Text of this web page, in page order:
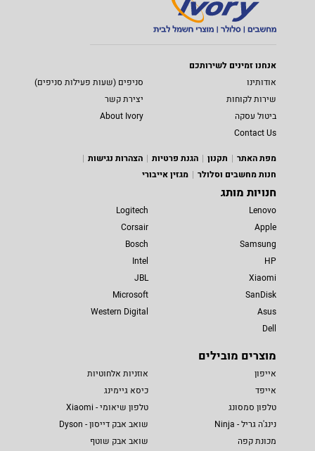
אנחנו זמינים לשירותכם
אודותינו
סניפים (שעות פעילות סניפים)
שירות לקוחות
יצירת קשר
ביטול עסקה
About Ivory
Contact Us
מפת האתר
תקנון הגנת פרטיות
הצהרות נגישות
חנות מחשבים וסלולר
מגזין אייבורי
חנויות מותג
Lenovo
Apple
Samsung
HP
Xiaomi
SanDisk
Asus
Dell
Logitech
Corsair
Bosch
Intel
JBL
Microsoft
Western Digital
מוצרים מובילים
אייפון
אייפד
טלפון סמסונג
נינג'ה גריל - Ninja
מכונת קפה
אוזניות אלחוטיות
כיסא גיימינג
טלפון שיאומי - Xiaomi
שואב אבק דייסון - Dyson
שואב אבק שוטף